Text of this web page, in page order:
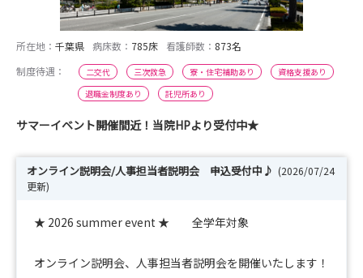
所在地： 千葉県 病床数： 785床 看護師数： 873名
制度待遇：
二交代 三次救急 寮・住宅補助あり
資格支援あり
退職金制度あり
託児所あり
サマーイベント開催間近！当院HPより受付中★
オンライン説明会/人事担当者説明会 申込受付中♪ (2026/07/24
更新)
★ 2026 summer event ★ 全学年対象
オンライン説明会、人事担当者説明会を開催いたします！